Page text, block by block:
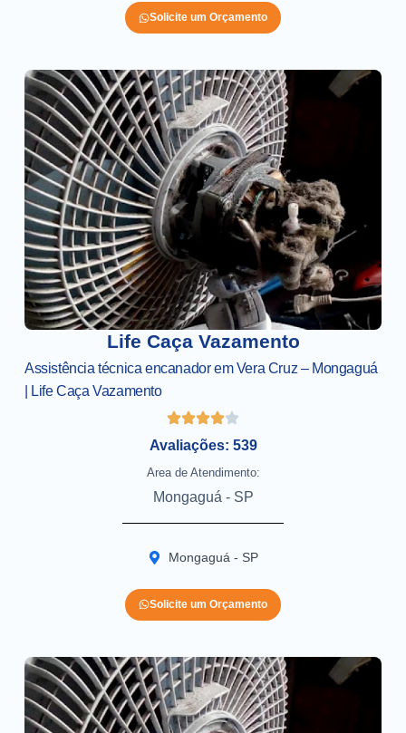
Solicite um Orçamento
Life Caça Vazamento
Assistência técnica encanador em Vera Cruz – Mongaguá
| Life Caça Vazamento
Avaliações: 539
Area de Atendimento:
Mongaguá - SP
Mongaguá - SP
Solicite um Orçamento